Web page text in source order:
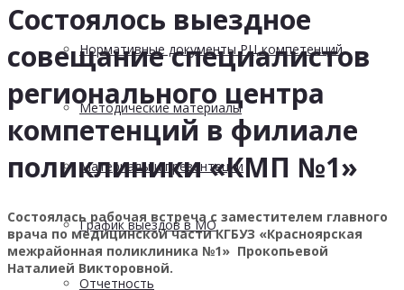
Нормативные документы РЦ компетенций
Методические материалы
Материалы и презентации
График выездов в МО
Отчетность
Состоялось выездное
совещание специалистов
регионального центра
компетенций в филиале
поликлиники «КМП №1»
Состоялась рабочая встреча с заместителем главного
врача по медицинской части КГБУЗ «Красноярская
межрайонная поликлиника №1» Прокопьевой
Наталией Викторовной.